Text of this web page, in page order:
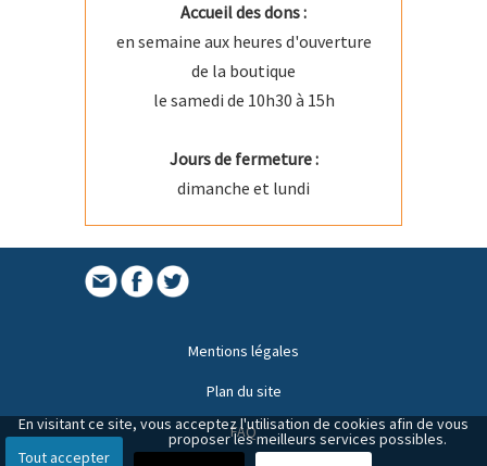
Accueil des dons :
en semaine aux heures d'ouverture
de la boutique
le samedi de 10h30 à 15h
Jours de fermeture :
dimanche et lundi
Mentions légales
Plan du site
FAQ
En visitant ce site, vous acceptez l'utilisation de cookies afin de vous
proposer les meilleurs services possibles.
Tout accepter